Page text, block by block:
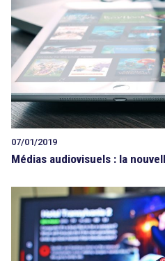
07/01/2019
Médias audiovisuels : la